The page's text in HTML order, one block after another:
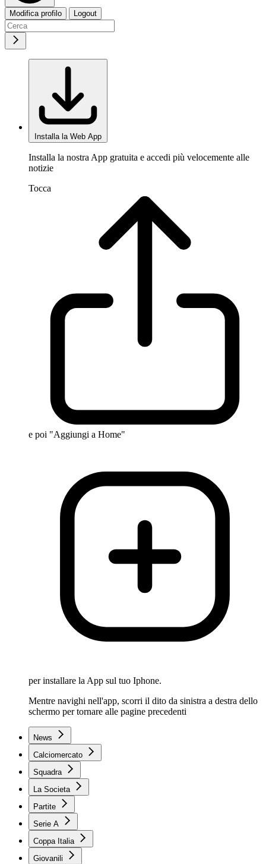
Modifica profilo Logout
Installa la Web App
Installa la nostra App gratuita e accedi più velocemente alle
notizie
Tocca
e poi "Aggiungi a Home"
per installare la App sul tuo Iphone.
Mentre navighi nell'app, scorri il dito da sinistra a destra dello
schermo per tornare alle pagine precedenti
News
Calciomercato
Squadra
La Societa
Partite
Serie A
Coppa Italia
Giovanili